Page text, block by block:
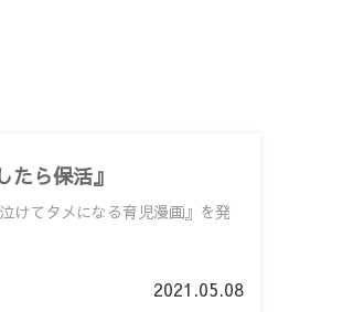
たら保活』
けてタメになる育児漫画』を発
2021.05.08